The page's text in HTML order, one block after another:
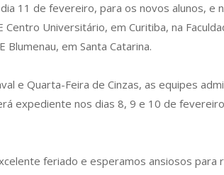
11 de fevereiro, para os novos alunos, e
Universitário, em Curitiba, na
Blumenau, em Santa Catarina.
e Quarta-Feira de Cinzas, as equipes
expediente nos dias 8, 9 e 10 de
feriado e esperamos ansiosos para